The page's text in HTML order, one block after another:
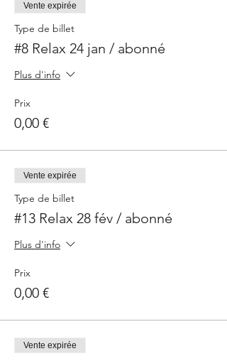
Vente expirée
Type de billet
#8 Relax 24 jan / abonné
Plus d'info
Prix
0,00 €
Vente expirée
Type de billet
#13 Relax 28 fév / abonné
Plus d'info
Prix
0,00 €
Vente expirée